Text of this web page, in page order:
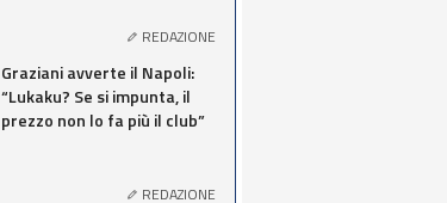
REDAZIONE
Graziani avverte il Napoli:
“Lukaku? Se si impunta, il
prezzo non lo fa più il club”
REDAZIONE